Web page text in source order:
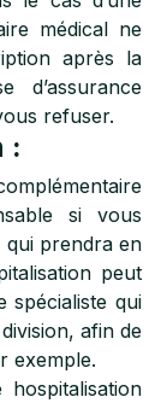
médical ne
après la
d’assurance
refuser.
:
si vous
qui prendra en
peut
spécialiste qui
afin de
exemple.